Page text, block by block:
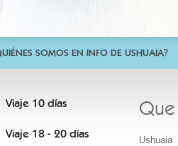
SOMOS EN INFO DE USHUAIA?
Viaje 10 días
Viaje 18 - 20 días